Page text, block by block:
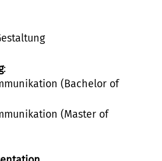
:
(Bachelor of
(Master of